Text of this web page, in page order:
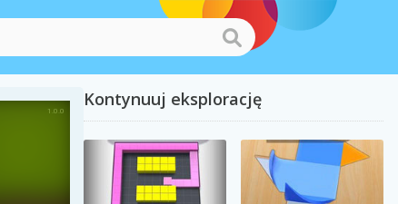
Kontynuuj eksplorację